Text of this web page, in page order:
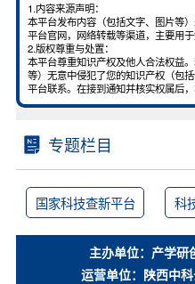
1.内容来源声明：
本平台发布内容（包括文字、图片等
平台官网，网络转载等渠道，主要用
2.版权尊重与处置：
本平台尊重知识产权及他人合法权益
等）无意中侵犯了您的知识产权（包
平台联系。在接到通知并核实权属后
专题栏目
国家科技查新平台 科
主办单位：产学研
运营单位：陕西中